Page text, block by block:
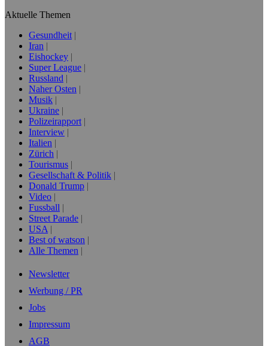
Aktuelle Themen
Gesundheit
Iran
Eishockey
Super League
Russland
Naher Osten
Musik
Ukraine
Polizeirapport
Interview
Italien
Zürich
Tourismus
Gesellschaft & Politik
Donald Trump
Video
Fussball
Street Parade
USA
Best of watson
Alle Themen
Newsletter
Werbung / PR
Jobs
Impressum
AGB